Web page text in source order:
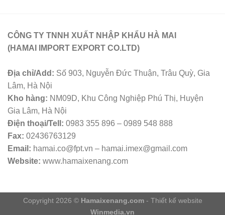
CÔNG TY TNNH XUẤT NHẬP KHẨU HÀ MAI
(HAMAI IMPORT EXPORT CO.LTD)
Địa chỉ/Add: Số 903, Nguyễn Đức Thuận, Trâu Quỳ, Gia
Lâm, Hà Nội
Kho hàng: NM09D, Khu Công Nghiệp Phú Thị, Huyện
Gia Lâm, Hà Nội
Điện thoại/Tell: 0983 355 896 – 0989 548 888
Fax: 02436763129
Email: hamai.co@fpt.vn – hamai.imex@gmail.com
Website: www.hamaixenang.com
Copyright 2026 © Hamaixenang.com- Thiết kế website
Winmedia.vn